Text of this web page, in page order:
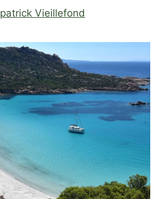
patrick Vieillefond